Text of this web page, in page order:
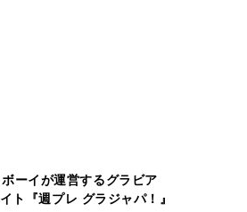
ーイが運営するグラビア
ト『週プレ グラジャパ！』